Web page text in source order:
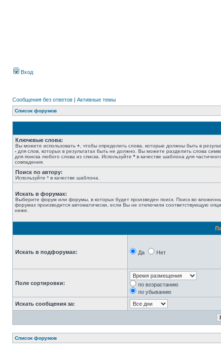
Вход
Сообщения без ответов | Активные темы
Список форумов
Ключевые слова:
Вы можете использовать + , чтобы определить слова, которые должны быть в
- для слов, которых в результатах быть не должно. Вы можете разделить слова
для поиска любого слова из списка. Используйте * в качестве шаблона для
совпадения.
Поиск по автору:
Используйте * в качестве шаблона.
Искать в форумах:
Выберите форум или форумы, в которых будет произведен поиск. Поиск во
форумах производится автоматически, если Вы не отключили соответствующую
ниже.
Искать в подфорумах: Да Нет
Поле сортировки:
по возрастанию
по убыванию
Искать сообщения за:
Список форумов